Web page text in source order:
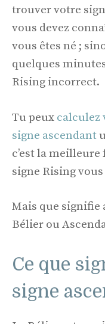
trouver votre
vous devez
vous êtes né ;
quelques
Rising incorrect.
Tu peux calculez
signe ascendant
c’est la
signe Rising vous
Mais que signifie
Bélier ou
Ce que
signe